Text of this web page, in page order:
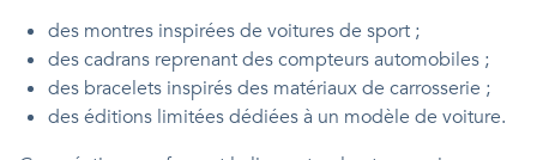
des montres inspirées de voitures de sport ;
des cadrans reprenant des compteurs automobiles ;
des bracelets inspirés des matériaux de carrosserie ;
des éditions limitées dédiées à un modèle de voiture.